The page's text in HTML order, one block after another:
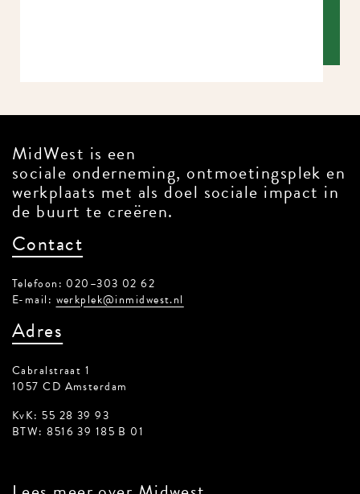
MidWest is een
sociale onderneming, ontmoetingsplek en
werkplaats met als doel sociale impact in
de buurt te creëren.
Contact
Telefoon: 020–303 02 62
E-mail: werkplek@inmidwest.nl
Adres
Cabralstraat 1
1057 CD Amsterdam
KvK: 55 28 39 93
BTW: 8516 39 185 B 01